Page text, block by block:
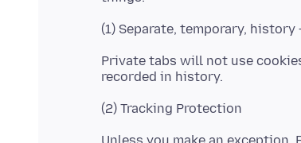
Private tabs will not use